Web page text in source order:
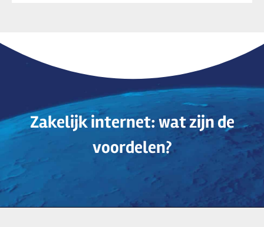
Zakelijk internet: wat zijn de
voordelen?